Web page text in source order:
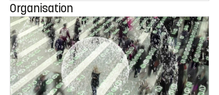
Organisation